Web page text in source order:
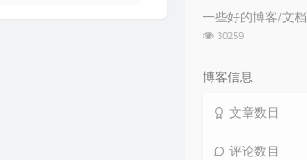
次
数:
一些好的博客/文档
浏
数:
30259
博客信息
文章数目
评论数目